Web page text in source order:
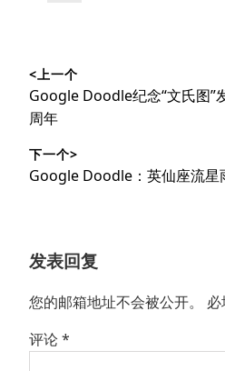
章
导
航
<上一个
上
篇
章：
Google Doodle纪念“文氏图”
周年
下一个>
下
Google Doodle：英仙座流星
发表回复
您的邮箱地址不会被公开。
评论*